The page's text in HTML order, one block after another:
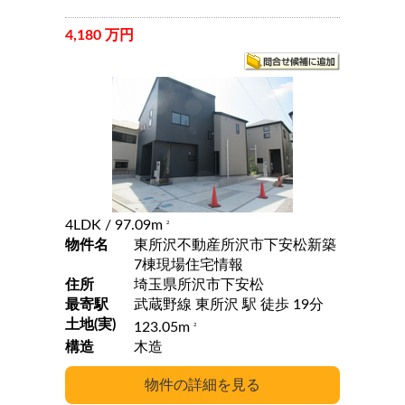
4,180 万円
4LDK / 97.09m 2
物件名
東所沢不動産所沢市下安松新築
7棟現場住宅情報
住所
埼玉県所沢市下安松
最寄駅
武蔵野線 東所沢 駅 徒歩 19分
土地(実)
123.05m 2
構造 木造